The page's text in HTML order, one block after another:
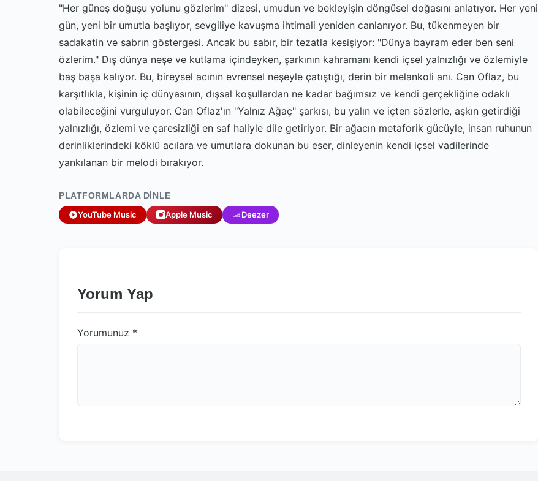
"Her güneş doğuşu yolunu gözlerim" dizesi, umudun ve bekleyişin döngüsel doğasını anlatıyor. Her yeni
gün, yeni bir umutla başlıyor, sevgiliye kavuşma ihtimali yeniden canlanıyor. Bu, tükenmeyen bir
sadakatin ve sabrın göstergesi. Ancak bu sabır, bir tezatla kesişiyor: "Dünya bayram eder ben seni
özlerim." Dış dünya neşe ve kutlama içindeyken, şarkının kahramanı kendi içsel yalnızlığı ve özlemiyle
baş başa kalıyor. Bu, bireysel acının evrensel neşeyle çatıştığı, derin bir melankoli anı. Can Oflaz, bu
karşıtlıkla, kişinin iç dünyasının, dışsal koşullardan ne kadar bağımsız ve kendi gerçekliğine odaklı
olabileceğini vurguluyor. Can Oflaz'ın "Yalnız Ağaç" şarkısı, bu yalın ve içten sözlerle, aşkın getirdiği
yalnızlığı, özlemi ve çaresizliği en saf haliyle dile getiriyor. Bir ağacın metaforik gücüyle, insan ruhunun
derinliklerindeki köklü acılara ve umutlara dokunan bu eser, dinleyenin kendi içsel vadilerinde
yankılanan bir melodi bırakıyor.
PLATFORMLARDA DINLE
YouTube Music
Apple Music Deezer
Yorum Yap
Yorumunuz *